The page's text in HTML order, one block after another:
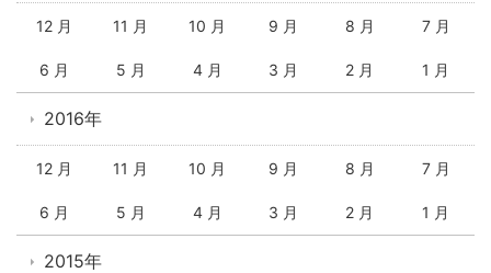
12 月 11 月 10 月 9 月 8 月 7 月
6 月 5 月 4 月 3 月 2 月 1 月
2016年
12 月 11 月 10 月 9 月 8 月 7 月
6 月 5 月 4 月 3 月 2 月 1 月
2015年